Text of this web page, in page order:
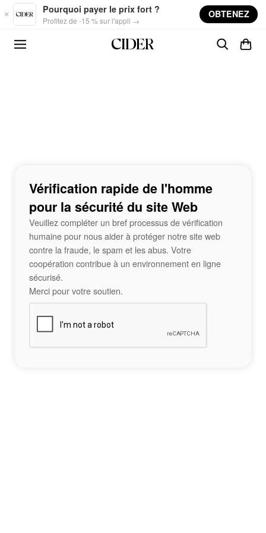
Skip to main content
Pourquoi payer le prix fort ?
Profitez de -15 % sur l'appli →
OBTENEZ
Vérification rapide de l'homme
pour la sécurité du site Web
Veuillez compléter un bref processus de vérification
humaine pour nous aider à protéger notre site web
contre la fraude, le spam et les abus. Votre
coopération contribue à un environnement en ligne
sécurisé.
Merci pour votre soutien.